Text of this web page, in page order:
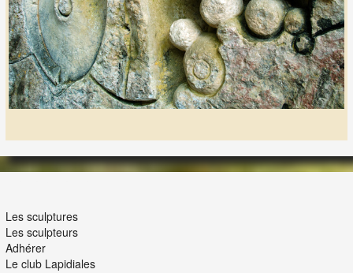
Les sculptures
Les sculpteurs
Adhérer
Le club Lapidiales